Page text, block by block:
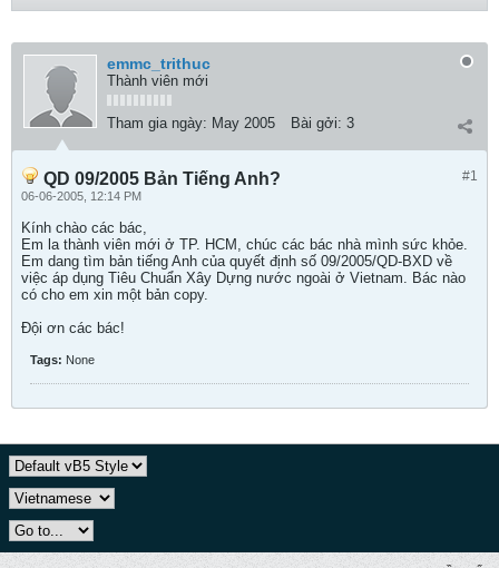
emmc_trithuc
Thành viên mới
Tham gia ngày: May 2005 Bài gởi: 3
#1
QD 09/2005 Bản Tiếng Anh?
06-06-2005, 12:14 PM
Kính chào các bác,
Em la thành viên mới ở TP. HCM, chúc các bác nhà mình sức khỏe.
Em dang tìm bản tiếng Anh của quyết định số 09/2005/QD-BXD về
việc áp dụng Tiêu Chuẩn Xây Dựng nước ngoài ở Vietnam. Bác nào
có cho em xin một bản copy.
Đội ơn các bác!
Tags: None